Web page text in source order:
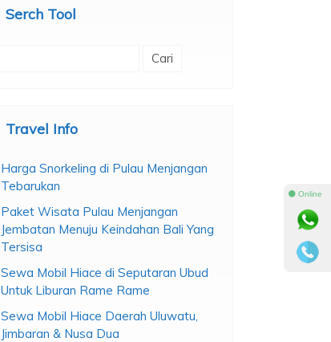
Serch Tool
Travel Info
Harga Snorkeling di Pulau Menjangan
Tebarukan
Paket Wisata Pulau Menjangan
Jembatan Menuju Keindahan Bali Yang
Tersisa
Sewa Mobil Hiace di Seputaran Ubud
Untuk Liburan Rame Rame
Sewa Mobil Hiace Daerah Uluwatu,
Jimbaran & Nusa Dua
⚫ Online